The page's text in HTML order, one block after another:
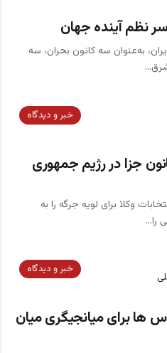
نظم آینده جهان
به‌عنوان سه کانون بحران، سه
خبر و دیدگاه
جزا در رژیم جمهوری
در زمستان سال ۱۳۵۵ انتخابات وکلا برای لویه جرگه را به
را…
خبر و دیدگاه
ها برای میانجیگری میان